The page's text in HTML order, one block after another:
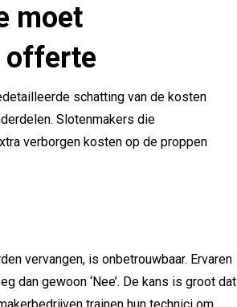
moet
offerte
schatting van de kosten
Slotenmakers die
verborgen kosten op de proppen
vervangen, is onbetrouwbaar. Ervaren
dan gewoon ‘Nee’. De kans is groot dat